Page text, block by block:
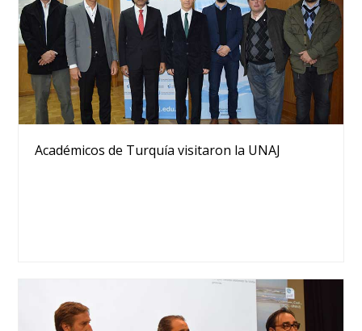
Académicos de Turquía visitaron la UNAJ